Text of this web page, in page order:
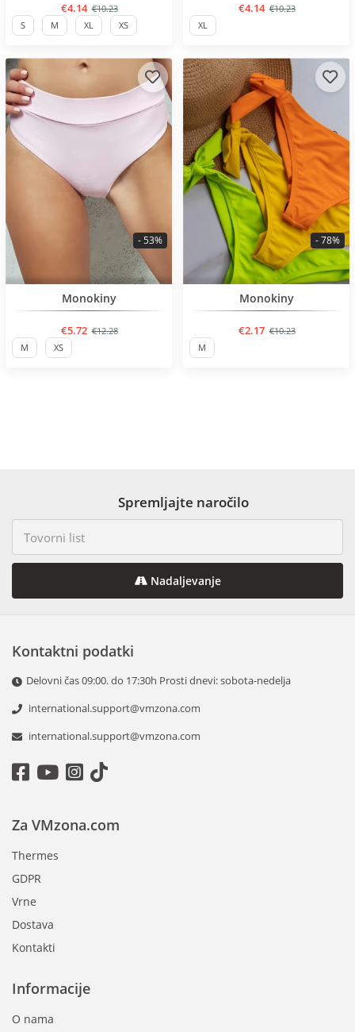
€4.14 €10.23
S M XL XS
€4.14 €10.23
XL
BESTSELLER
Monokiny
€5.72 €12.28
- 53%
M XS
BESTSELLER
Monokiny
€2.17 €10.23
- 78%
M
Spremljajte naročilo
Nadaljevanje
Kontaktni podatki
Delovni čas 09:00. do 17:30h Prosti dnevi: sobota-nedelja
international.support@vmzona.com
international.support@vmzona.com
Informacije
O nama
Za VMzona.com
Thermes
GDPR
Vrne
Dostava
Kontakti